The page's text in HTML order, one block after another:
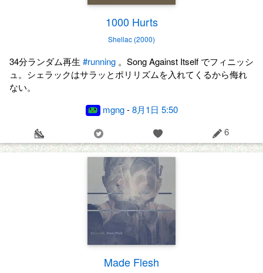
1000 Hurts
Shellac (2000)
34分ランダム再生 #running 。Song Against Itself でフィニッシ
ュ。シェラックはサラッとポリリズムを入れてくるから侮れ
ない。
mgng-8月1日 5:50
6
Made Flesh